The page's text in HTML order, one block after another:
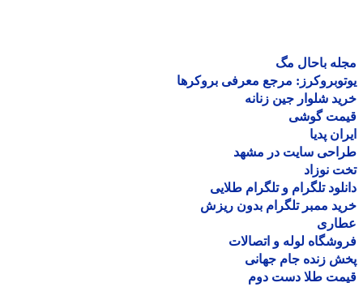
باحال مگ
مرجع معرفی بروکرها
شلوار جین زنانه
گوشی
پدیا
سایت در مشهد
نوزاد
تلگرام و تلگرام طلایی
ممبر تلگرام بدون ریزش
لوله و اتصالات
زنده جام جهانی
طلا دست دوم